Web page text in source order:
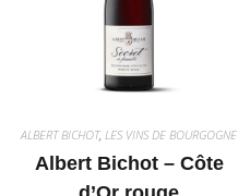
ALBERT BICHOT, LES VINS DE BOURGOGNE
Albert Bichot – Côte